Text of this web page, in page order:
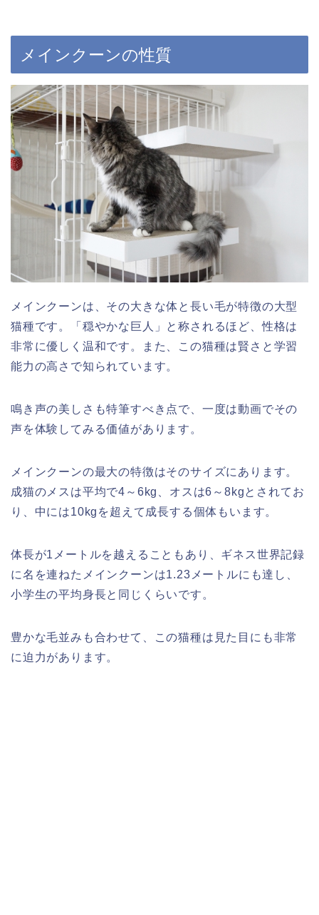
メインクーンの性質
メインクーンは、その大きな体と長い毛が特徴の大型
猫種です。「穏やかな巨人」と称されるほど、性格は
非常に優しく温和です。また、この猫種は賢さと学習
能力の高さで知られています。
鳴き声の美しさも特筆すべき点で、一度は動画でその
声を体験してみる価値があります。
メインクーンの最大の特徴はそのサイズにあります。
成猫のメスは平均で4～6kg、オスは6～8kgとされてお
り、中には10kgを超えて成長する個体もいます。
体長が1メートルを越えることもあり、ギネス世界記録
に名を連ねたメインクーンは1.23メートルにも達し、
小学生の平均身長と同じくらいです。
豊かな毛並みも合わせて、この猫種は見た目にも非常
に迫力があります。